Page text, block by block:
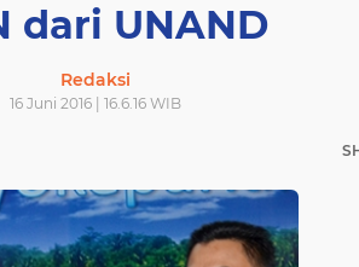
dari UNAND
Redaksi
16 Juni 2016 | 16.6.16 WIB